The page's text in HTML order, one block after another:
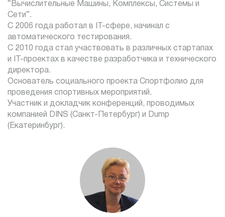
“Вычислительные Машины, Комплексы, Системы и
Сети”.
С 2006 года работал в IT-сфере, начинал с
автоматического тестирования.
С 2010 года стал участвовать в различных стартапах
и IT-проектах в качестве разработчика и технического
директора.
Основатель социального проекта Спортфолио для
проведения спортивных мероприятий.
Участник и докладчик конференций, проводимых
компанией DINS (Санкт-Петербург) и Dump
(Екатеринбург).